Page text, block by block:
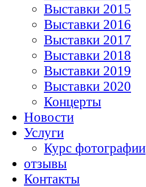
Выставки 2015
Выставки 2016
Выставки 2017
Выставки 2018
Выставки 2019
Выставки 2020
Концерты
Новости
Услуги
Курс фотографии
отзывы
Контакты